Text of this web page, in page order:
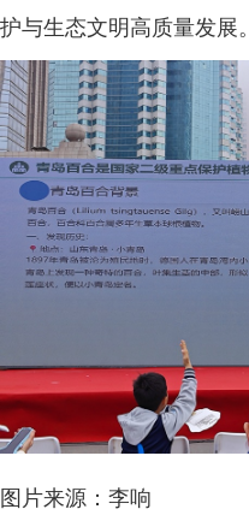
护与生态文明高质量发展。
图片来源：李响​​​​​​​